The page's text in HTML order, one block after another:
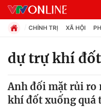
Chuyên mục
Chính trị
CHÍNH TRỊ XÃ HỘI
dự trự khí đốt
Anh đối mặt rủi ro
khí đốt xuống quá